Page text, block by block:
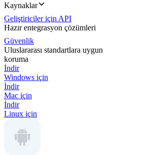
Kaynaklar
Geliştiriciler için API
Hazır entegrasyon çözümleri
Güvenlik
Uluslararası standartlara uygun
koruma
İndir
Windows için
İndir
Mac için
İndir
Linux için